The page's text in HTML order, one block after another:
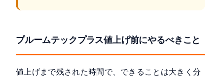
プルームテックプラス値上げ前にやるべきこと
値上げまで残された時間で、できることは大きく分